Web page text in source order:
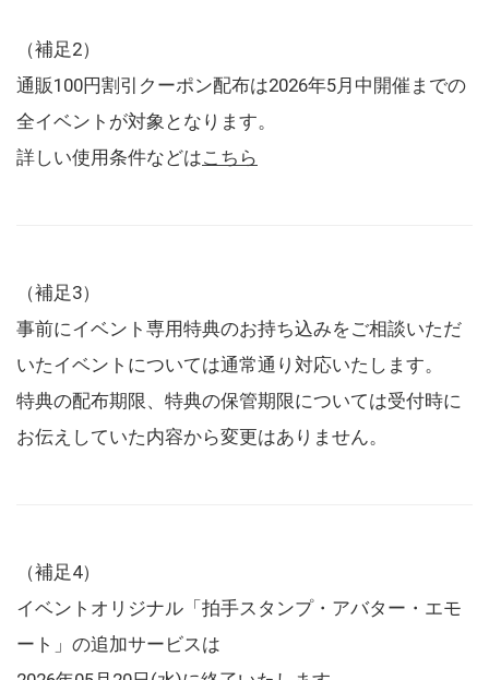
（補足2）
通販100円割引クーポン配布は2026年5月中開催までの
全イベントが対象となります。
詳しい使用条件などはこちら
（補足3）
事前にイベント専用特典のお持ち込みをご相談いただ
いたイベントについては通常通り対応いたします。
特典の配布期限、特典の保管期限については受付時に
お伝えしていた内容から変更はありません。
（補足4）
イベントオリジナル「拍手スタンプ・アバター・エモ
ート」の追加サービスは